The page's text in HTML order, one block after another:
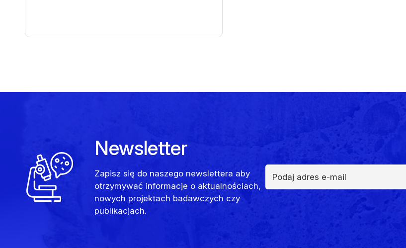
Newsletter
Zapisz się do naszego newslettera aby
otrzymywać informacje o aktualnościach,
nowych projektach badawczych czy
publikacjach.